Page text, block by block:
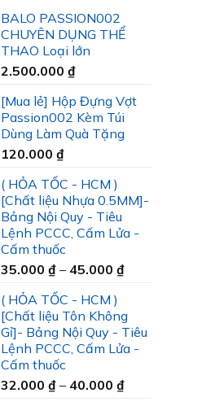
BALO PASSION002
CHUYÊN DỤNG THỂ
THAO Loại lớn
2.500.000 ₫
[Mua lẻ] Hộp Đựng Vợt
Passion002 Kèm Túi
Dùng Làm Quà Tặng
120.000 ₫
( HỎA TỐC - HCM )
[Chất liệu Nhựa 0.5MM]-
Bảng Nội Quy - Tiêu
Lệnh PCCC, Cấm Lửa -
Cấm thuốc
35.000 ₫ – 45.000 ₫Khoảng
35.000 ₫
đến
45.000 ₫
( HỎA TỐC - HCM )
[Chất liệu Tôn Không
Gỉ]- Bảng Nội Quy - Tiêu
Lệnh PCCC, Cấm Lửa -
Cấm thuốc
32.000 ₫ – 40.000 ₫Khoảng